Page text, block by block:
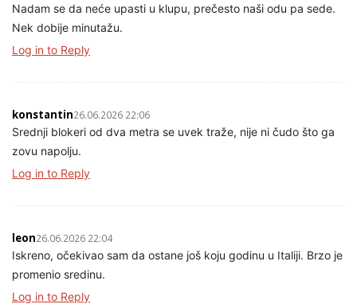
Nadam se da neće upasti u klupu, prečesto naši odu pa sede.
Nek dobije minutažu.
Log in to Reply
konstantin26.06.2026 22:06
Srednji blokeri od dva metra se uvek traže, nije ni čudo što ga
zovu napolju.
Log in to Reply
leon26.06.2026 22:04
Iskreno, očekivao sam da ostane još koju godinu u Italiji. Brzo je
promenio sredinu.
Log in to Reply